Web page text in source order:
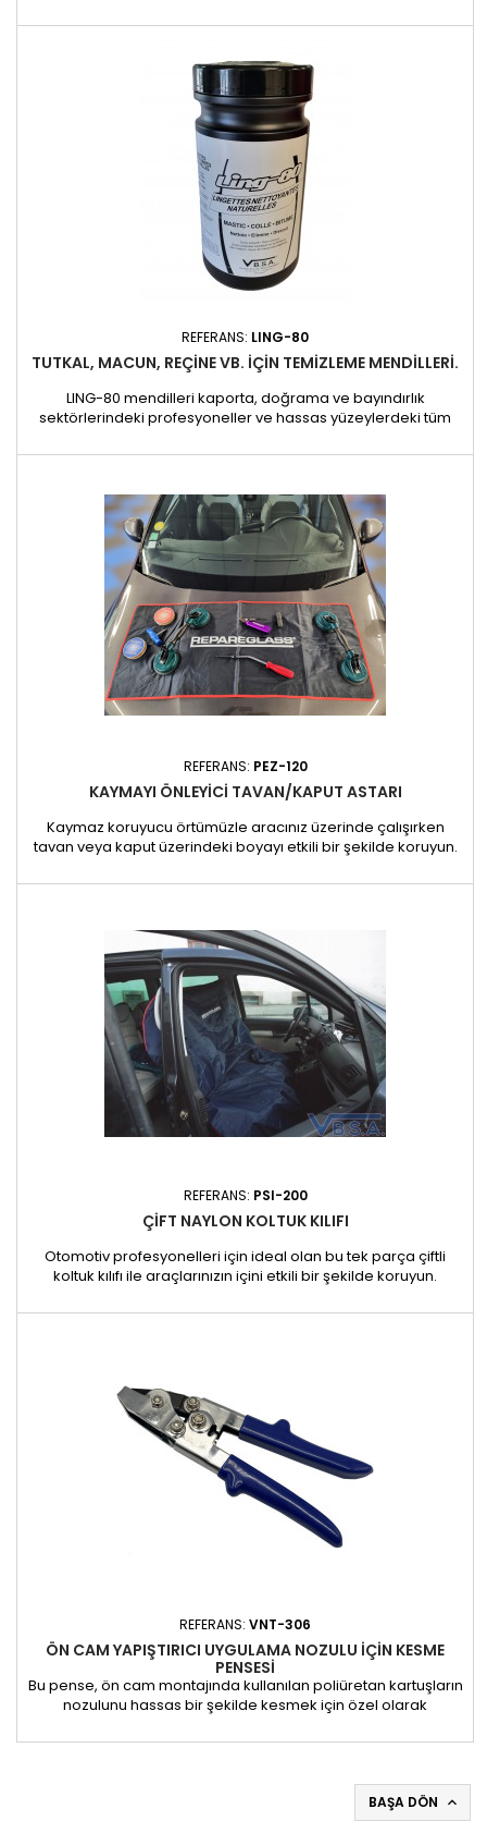
araba camlarının temizlenmesi ve otomotiv yüzeylerinin
geleneksel parlatma bezlerinin yerini etkili bir...
REFERANS: LING-80
TUTKAL, MACUN, REÇINE VB. IÇIN TEMIZLEME MENDILLERI.
LING-80 mendilleri kaporta, doğrama ve bayındırlık
sektörlerindeki profesyoneller ve hassas yüzeylerdeki tüm
aletlerinizin kalitesini korurken, ön cam dolgu macunu,
lekelerini etkili bir şekilde temizler. Özellikler : Bitki bazlıformül:
Bitki...
REFERANS: PEZ-120
KAYMAYI ÖNLEYICI TAVAN/KAPUT ASTARI
Kaymaz koruyucu örtümüzle aracınız üzerinde çalışırken
tavan veya kaput üzerindeki boyayı etkili bir şekilde koruyun.
yüzeyine zarar verme riski olmadan aletlerin, vidaların ve
çözüm sunar. Boyutlar ve ağırlık : Boyutlar: 1720 x 700 x...
REFERANS: PSI-200
ÇIFT NAYLON KOLTUK KILIFI
Otomotiv profesyonelleri için ideal olan bu tek parça çiftli
koltuk kılıfı ile araçlarınızın içini etkili bir şekilde koruyun.
için idealdir. Araç içlerinin geçici olarak korunmasını
REFERANS: VNT-306
ÖN CAM YAPIŞTIRICI UYGULAMA NOZULU IÇIN KESME
PENSESI
Bu pense, ön cam montajında kullanılan poliüretan kartuşların
nozulunu hassas bir şekilde kesmek için özel olarak
uygulamak için gerekli olan mükemmel bir V şeklinde kesik
ucunu istenen genişlikte kesin, ardından pensesi açıklığa
BAŞA DÖN 